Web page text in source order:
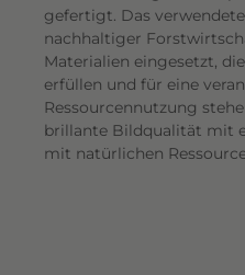
gefertigt. Das
nachhaltiger
Materialien eingesetzt,
erfüllen und für eine
Ressourcennutzung
brillante Bildqualität mit
mit natürlichen